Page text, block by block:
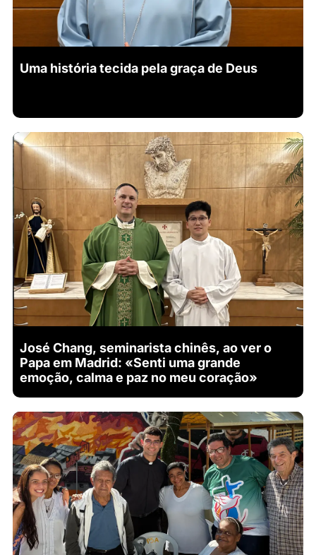
Uma história tecida pela graça de Deus
José Chang, seminarista chinês, ao ver o
Papa em Madrid: «Senti uma grande
emoção, calma e paz no meu coração»